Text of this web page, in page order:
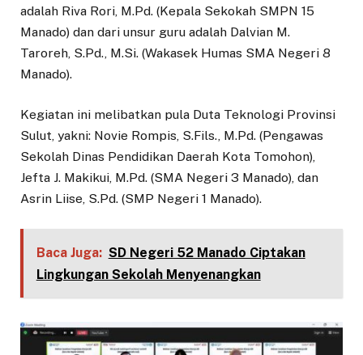
adalah Riva Rori, M.Pd. (Kepala Sekokah SMPN 15
Manado) dan dari unsur guru adalah Dalvian M.
Taroreh, S.Pd., M.Si. (Wakasek Humas SMA Negeri 8
Manado).
Kegiatan ini melibatkan pula Duta Teknologi Provinsi
Sulut, yakni: Novie Rompis, S.Fils., M.Pd. (Pengawas
Sekolah Dinas Pendidikan Daerah Kota Tomohon),
Jefta J. Makikui, M.Pd. (SMA Negeri 3 Manado), dan
Asrin Liise, S.Pd. (SMP Negeri 1 Manado).
Baca Juga: SD Negeri 52 Manado Ciptakan
Lingkungan Sekolah Menyenangkan